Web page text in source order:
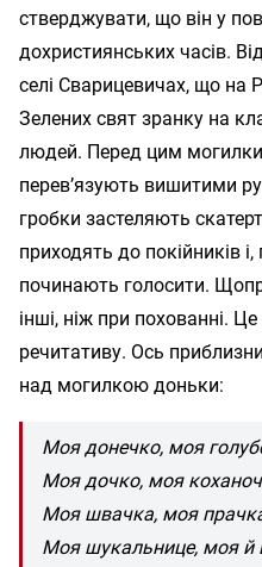
стверджувати, що він у
дохристиянських часів.
селі Сварицевичах, що на
Зелених свят зранку на
людей. Перед цим
перев’язують вишитими
гробки застеляють
приходять до покійників
починають голосити.
інші, ніж при похованні.
речитативу. Ось
над могилкою доньки:
Моя донечко, моя
Моя дочко, моя
Моя швачка, моя
Моя шукальнице, моя й